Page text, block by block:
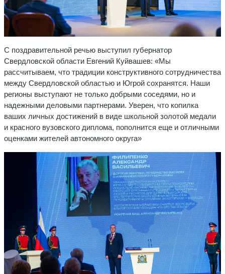
С поздравительной речью выступил губернатор
Свердловской области Евгений Куйвашев: «Мы
рассчитываем, что традиции конструктивного сотрудничества
между Свердловской областью и Югрой сохранятся. Наши
регионы выступают не только добрыми соседями, но и
надежными деловыми партнерами. Уверен, что копилка
ваших личных достижений в виде школьной золотой медали
и красного вузовского диплома, пополнится еще и отличными
оценками жителей автономного округа»